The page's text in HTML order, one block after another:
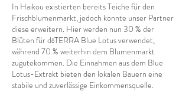
In Haikou existierten bereits Teiche für den
Frischblumenmarkt, jedoch konnte unser Partner
diese erweitern. Hier werden nun 30 % der
Blüten für dōTERRA Blue Lotus verwendet,
während 70 % weiterhin dem Blumenmarkt
zugutekommen. Die Einnahmen aus dem Blue
Lotus-Extrakt bieten den lokalen Bauern eine
stabile und zuverlässige Einkommensquelle.